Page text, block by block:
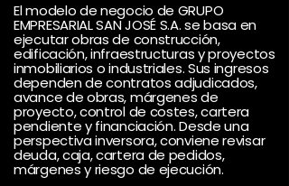
El modelo de negocio de GRUPO
EMPRESARIAL SAN JOSÉ S.A. se basa en
ejecutar obras de construcción,
edificación, infraestructuras y proyectos
inmobiliarios o industriales. Sus ingresos
dependen de contratos adjudicados,
avance de obras, márgenes de
proyecto, control de costes, cartera
pendiente y financiación. Desde una
perspectiva inversora, conviene revisar
deuda, caja, cartera de pedidos,
márgenes y riesgo de ejecución.